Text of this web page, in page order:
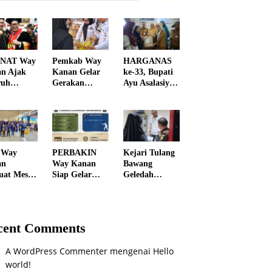
Way
Ajak
Pemkab Way
Kanan Gelar
Gerakan
Warga
Dapatkan
Sembako
Murah dan
Kendalikan
Inflasi
HARGANAS
ke-33, Bupati
Ayu Asalasiyah
Hadir” untuk
Wujudkan
Generasi
Unggul Way
Kanan
Mesin
Dilantik
PERBAKIN
Way Kanan
Siap Gelar
Menembak
Kejari Tulang
Bawang
Geledah
Diusut Serius
Comments
A WordPress Commenter mengenai Hello
world!